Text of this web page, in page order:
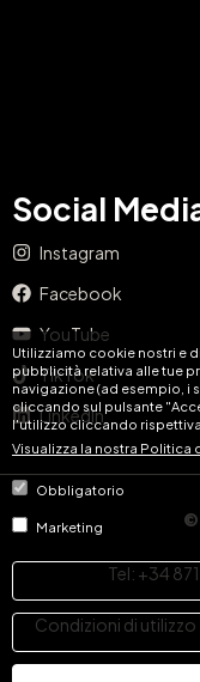
Utilizziamo cookie nostri e
pubblicità relativa alle tue
navigazione (ad esempio, i
cliccando sul pulsante
l'utilizzo cliccando
Visualizza la nostra
Obbligatorio
Marketing
Social
Instagram
Facebook
YouTube
TikTok
LinkedIn
©
Tel: +34
Condizioni di utilizzo